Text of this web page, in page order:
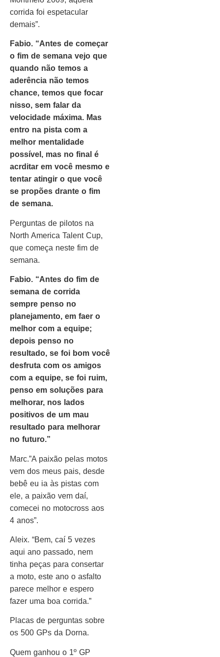
corrida foi espetacular
demais”.
Fabio. “Antes de começar
o fim de semana vejo que
quando não temos a
aderência não temos
chance, temos que focar
nisso, sem falar da
velocidade máxima. Mas
entro na pista com a
melhor mentalidade
possível, mas no final é
acrditar em você mesmo e
tentar atingir o que você
se propões drante o fim
de semana.
Perguntas de pilotos na
North America Talent Cup,
que começa neste fim de
semana.
Fabio. “Antes do fim de
semana de corrida
sempre penso no
planejamento, em faer o
melhor com a equipe;
depois penso no
resultado, se foi bom você
desfruta com os amigos
com a equipe, se foi ruim,
penso em soluções para
melhorar, nos lados
positivos de um mau
resultado para melhorar
no futuro.”
Marc.”A paixão pelas motos
vem dos meus pais, desde
bebê eu ia às pistas com
ele, a paixão vem daí,
comecei no motocross aos
4 anos”.
Aleix. “Bem, caí 5 vezes
aqui ano passado, nem
tinha peças para consertar
a moto, este ano o asfalto
parece melhor e espero
fazer uma boa corrida.”
Placas de perguntas sobre
os 500 GPs da Dorna.
Quem ganhou o 1º GP